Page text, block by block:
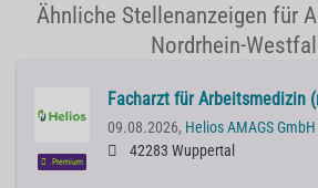
Ähnliche Stellenanzeigen für
Nordrhein-
Premium
Facharzt für Arbeitsmedizin
09.08.2026, Helios AMAGS GmbH
42283 Wuppertal